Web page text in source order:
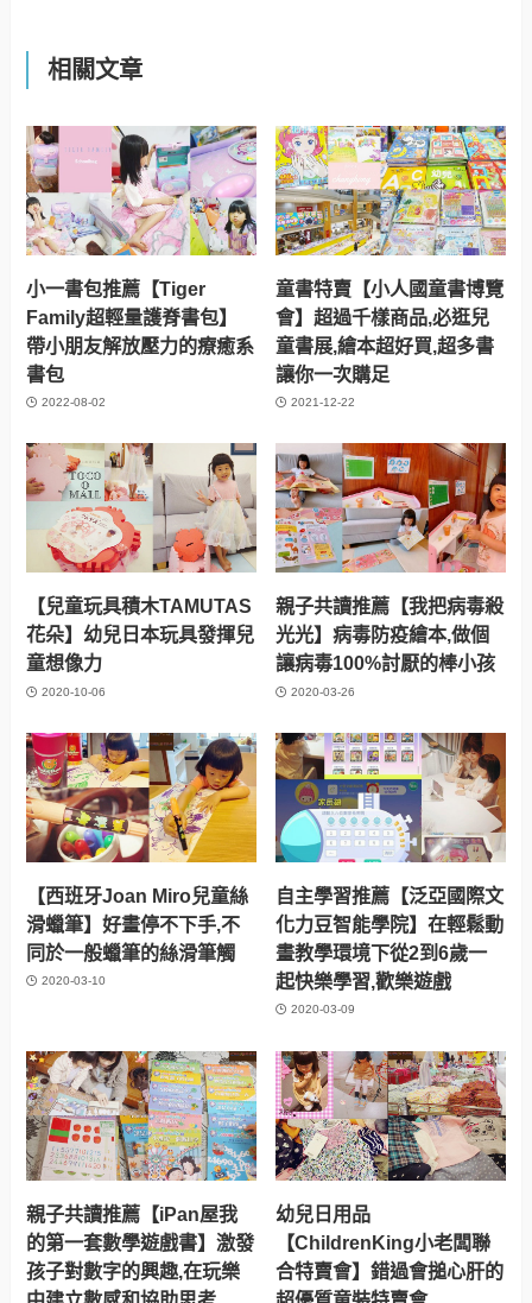
相關文章
小一書包推薦【Tiger
Family超輕量護脊書包】
帶小朋友解放壓力的療癒系
書包
2022-08-02
童書特賣【小人國童書博覽
會】超過千樣商品,必逛兒
童書展,繪本超好買,超多書
讓你一次購足
2021-12-22
【兒童玩具積木TAMUTAS
花朵】幼兒日本玩具發揮兒
童想像力
2020-10-06
親子共讀推薦【我把病毒殺
光光】病毒防疫繪本,做個
讓病毒100%討厭的棒小孩
2020-03-26
【西班牙Joan Miro兒童絲
滑蠟筆】好畫停不下手,不
同於一般蠟筆的絲滑筆觸
2020-03-10
自主學習推薦【泛亞國際文
化力豆智能學院】在輕鬆動
畫教學環境下從2到6歲一
起快樂學習,歡樂遊戲
2020-03-09
親子共讀推薦【iPan屋我
的第一套數學遊戲書】激發
孩子對數字的興趣,在玩樂
幼兒日用品
【ChildrenKing小老闆聯
合特賣會】錯過會搥心肝的